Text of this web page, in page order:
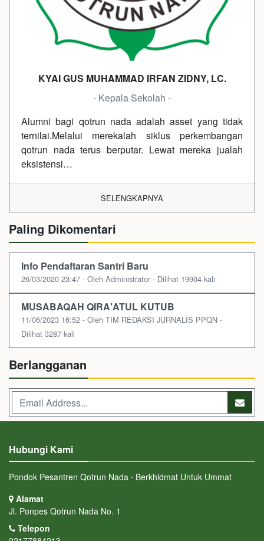
KYAI GUS MUHAMMAD IRFAN ZIDNY, LC.
- Kepala Sekolah -
Alumni bagi qotrun nada adalah asset yang tidak
ternilai.Melalui merekalah siklus perkembangan
qotrun nada terus berputar. Lewat mereka jualah
eksistensi…
SELENGKAPNYA
Paling Dikomentari
Info Pendaftaran Santri Baru
26/03/2020 23:47 - Oleh Administrator - Dilihat 19904 kali
MUSABAQAH QIRA'ATUL KUTUB
11/06/2023 16:52 - Oleh TIM REDAKSI JURNALIS PPQN -
Dilihat 3287 kali
Berlangganan
Hubungi Kami
Pondok Pesantren Qotrun Nada ⋅ Berkhidmat Untuk Ummat
Alamat
Jl. Ponpes Qotrun Nada No. 1
Telepon